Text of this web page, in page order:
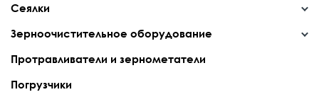
Сеялки
Зерноочистительное оборудование
Протравливатели и зернометатели
Погрузчики